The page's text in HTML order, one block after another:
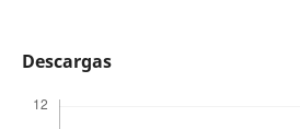
Descargas